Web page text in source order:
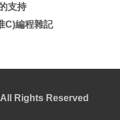
支持
C)編程雜記
All Rights Reserved